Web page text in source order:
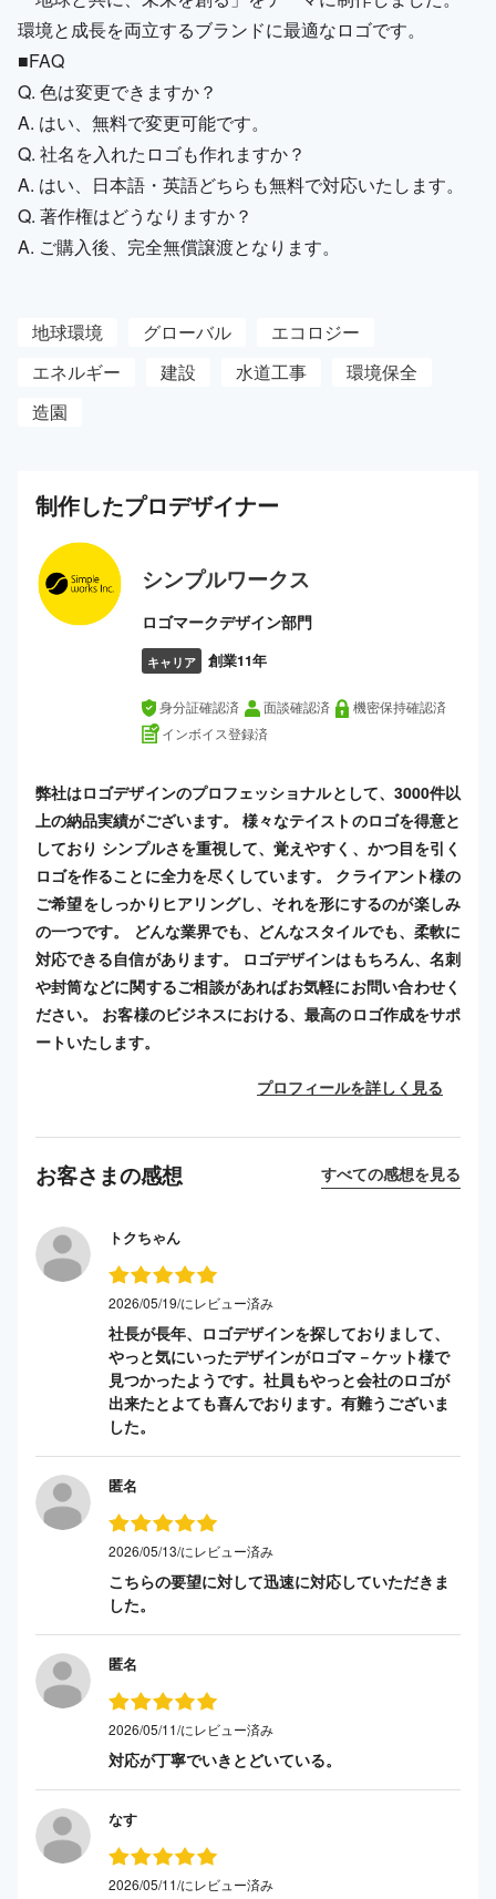
環境と成長を両立するブランドに最適なロゴです。
■FAQ
Q. 色は変更できますか？
A. はい、無料で変更可能です。
Q. 社名を入れたロゴも作れますか？
A. はい、日本語・英語どちらも無料で対応いたします。
Q. 著作権はどうなりますか？
A. ご購入後、完全無償譲渡となります。
地球環境 グローバル
エコロジー
エネルギー
建設 水道工事
環境保全
造園
制作したプロデザイナー
シンプルワークス
ロゴマークデザイン部門
キャリア 創業11年
身分証確認済 面談確認済
機密保持確認済
インボイス登録済
弊社はロゴデザインのプロフェッショナルとして、3000件以
上の納品実績がございます。 様々なテイストのロゴを得意と
しており シンプルさを重視して、覚えやすく、かつ目を引く
ロゴを作ることに全力を尽くしています。 クライアント様の
ご希望をしっかりヒアリングし、それを形にするのが楽しみ
の一つです。 どんな業界でも、どんなスタイルでも、柔軟に
対応できる自信があります。 ロゴデザインはもちろん、名刺
や封筒などに関するご相談があればお気軽にお問い合わせく
ださい。 お客様のビジネスにおける、最高のロゴ作成をサポ
ートいたします。
プロフィールを詳しく見る
お客さまの感想 すべての感想を見る
トクちゃん
2026/05/19/にレビュー済み
社長が長年、ロゴデザインを探しておりまして、
やっと気にいったデザインがロゴマ－ケット様で
見つかったようです。社員もやっと会社のロゴが
出来たとよても喜んでおります。有難うございま
した。
匿名
2026/05/13/にレビュー済み
こちらの要望に対して迅速に対応していただきま
した。
匿名
2026/05/11/にレビュー済み
対応が丁寧でいきとどいている。
なす
2026/05/11/にレビュー済み